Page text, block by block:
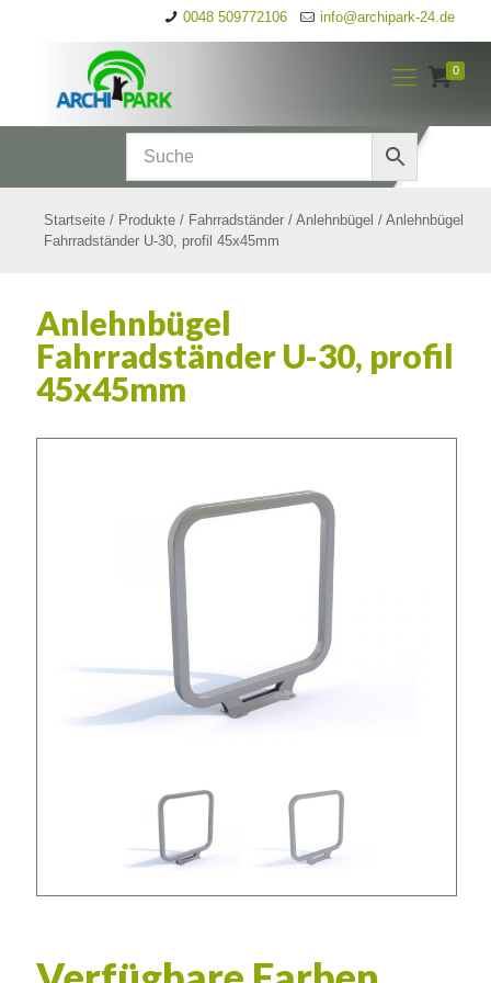
0048 509772106 info@archipark-24.de
0
Startseite / Produkte / Fahrradständer / Anlehnbügel / Anlehnbügel
Fahrradständer U-30, profil 45x45mm
Anlehnbügel
Fahrradständer U-30, profil
45x45mm